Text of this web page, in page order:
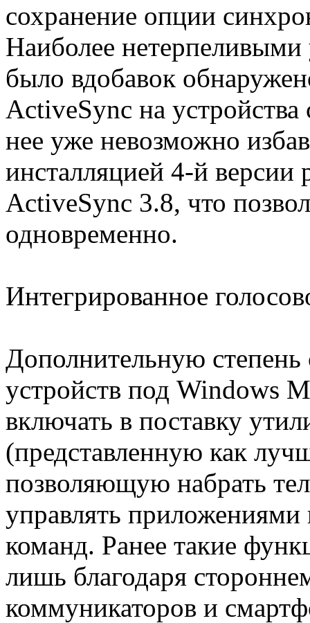
сохранение опции
Наиболее
было вдобавок
ActiveSync на
нее уже невозможно
инсталляцией 4-й версии
ActiveSync 3.8, что
одновременно.
Интегрированное
Дополнительную степень
устройств под Windows
включать в поставку
(представленную как
позволяющую набрать
управлять приложениями
команд. Ранее такие
лишь благодаря
коммуникаторов и